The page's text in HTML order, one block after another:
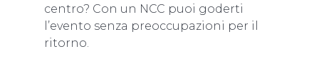
centro? Con un NCC puoi goderti
l’evento senza preoccupazioni per il
ritorno.